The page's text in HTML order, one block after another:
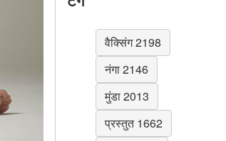
वैक्सिंग 2198
नंगा 2146
मुंडा 2013
प्रस्तुत 1662